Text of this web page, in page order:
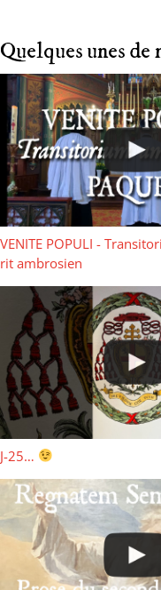
Quelques unes de
VENITE POPULI -
rit ambrosien
J-25…